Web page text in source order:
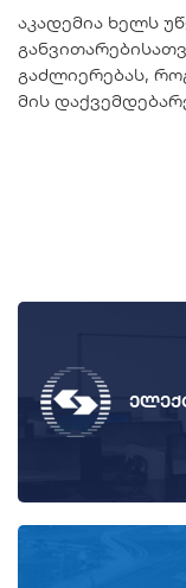
აკადემია ხელს
გაძლიერებას,
მის